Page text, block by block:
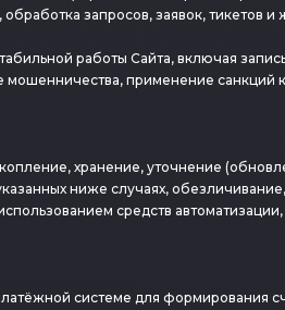
запросов, заявок, тикетов
работы Сайта, включая
применение санкций
хранение, уточнение
ниже случаях,
средств автоматизации,
системе для формирования